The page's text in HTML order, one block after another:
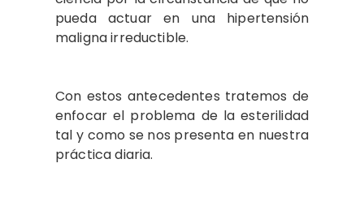
pueda actuar en una hipertensión
maligna irreductible.
Con estos antecedentes tratemos de
enfocar el problema de la esterilidad
tal y como se nos presenta en nuestra
práctica diaria.